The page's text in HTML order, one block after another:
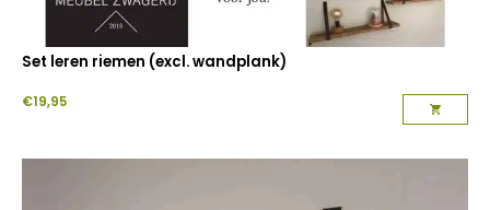
Set leren riemen (excl. wandplank)
€19,95